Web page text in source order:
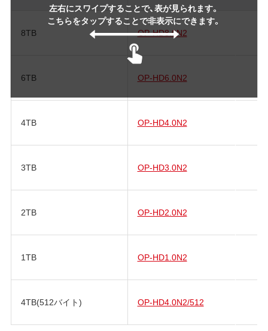
左右にスワイプすることで、表が見られます。
こちらをタップすることで非表示にできます。
8TB
OP-HD8.0N2
6TB OP-HD6.0N2
4TB OP-HD4.0N2
3TB OP-HD3.0N2
2TB OP-HD2.0N2
1TB OP-HD1.0N2
4TB(512バイト) OP-HD4.0N2/512